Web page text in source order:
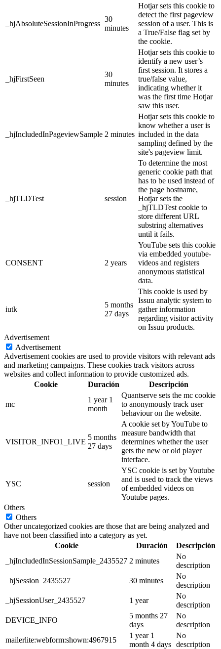
_hjAbsoluteSessionInProgress
30
minutes
Hotjar sets this cookie to
detect the first pageview
session of a user. This is
a True/False flag set by
the cookie.
_hjFirstSeen
30
minutes
Hotjar sets this cookie to
identify a new user’s
first session. It stores a
true/false value,
indicating whether it
was the first time Hotjar
saw this user.
_hjIncludedInPageviewSample 2 minutes
Hotjar sets this cookie to
know whether a user is
included in the data
sampling defined by the
site's pageview limit.
_hjTLDTest session
To determine the most
generic cookie path that
has to be used instead of
the page hostname,
Hotjar sets the
_hjTLDTest cookie to
store different URL
substring alternatives
until it fails.
CONSENT 2 years
YouTube sets this cookie
via embedded youtube-
videos and registers
anonymous statistical
data.
iutk
5 months
27 days
This cookie is used by
Issuu analytic system to
gather information
regarding visitor activity
on Issuu products.
Advertisement
Advertisement
Advertisement cookies are used to provide visitors with relevant ads
and marketing campaigns. These cookies track visitors across
websites and collect information to provide customized ads.
Cookie
Duración Descripción
mc
1 year 1
month
Quantserve sets the mc cookie
to anonymously track user
behaviour on the website.
VISITOR_INFO1_LIVE
5 months
27 days
A cookie set by YouTube to
measure bandwidth that
determines whether the user
gets the new or old player
interface.
YSC session
YSC cookie is set by Youtube
and is used to track the views
of embedded videos on
Youtube pages.
Others
Others
Other uncategorized cookies are those that are being analyzed and
have not been classified into a category as yet.
Cookie
Duración
Descripción
_hjIncludedInSessionSample_2435527 2 minutes
No
description
_hjSession_2435527
30 minutes
No
description
_hjSessionUser_2435527
1 year
No
description
DEVICE_INFO
5 months 27
days
No
description
mailerlite:webform:shown:4967915
1 year 1
month 4 days
No
description